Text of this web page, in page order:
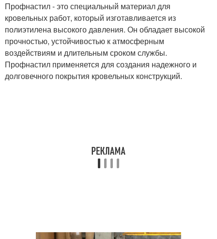
Профнастил - это специальный материал для
кровельных работ, который изготавливается из
полиэтилена высокого давления. Он обладает высокой
прочностью, устойчивостью к атмосферным
воздействиям и длительным сроком службы.
Профнастил применяется для создания надежного и
долговечного покрытия кровельных конструкций.